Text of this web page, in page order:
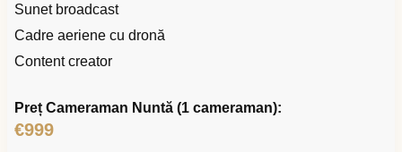
Sunet broadcast
Cadre aeriene cu dronă
Content creator
Preț Cameraman Nuntă (1 cameraman):
€999